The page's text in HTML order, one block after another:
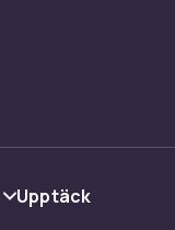
Upptäck